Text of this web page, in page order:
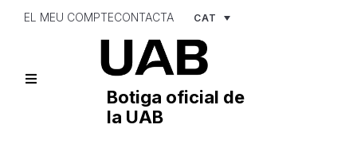
EL MEU COMPTECONTACTA CAT
Botiga oficial de
la UAB